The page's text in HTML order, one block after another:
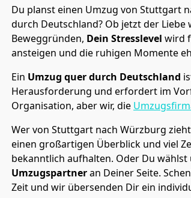
Du planst einen Umzug von Stuttgart
durch Deutschland? Ob jetzt der
Beweggründen, Dein Stresslevel wird
ansteigen und die ruhigen Momente
Ein Umzug quer durch Deutschland
Herausforderung und erfordert im
Organisation, aber wir, die
Wer von Stuttgart nach Würzburg
einen großartigen Überblick und viel
bekanntlich aufhalten. Oder Du wählst
Umzugspartneran Deiner Seite.
Zeit und wir übersenden Dir ein